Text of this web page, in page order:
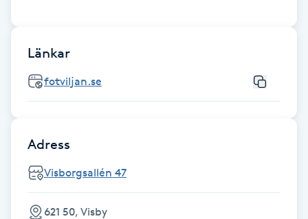
Fotvård
Fransar
Fransfärgning
Fransförlängning
Länkar
fotviljan.se
Adress
Visborgsallén 47
621 50, Visby